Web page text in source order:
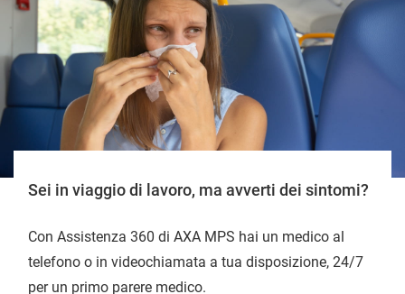
Sei in viaggio di lavoro, ma avverti dei sintomi?
Con Assistenza 360 di AXA MPS hai un medico al
telefono o in videochiamata a tua disposizione, 24/7
per un primo parere medico.